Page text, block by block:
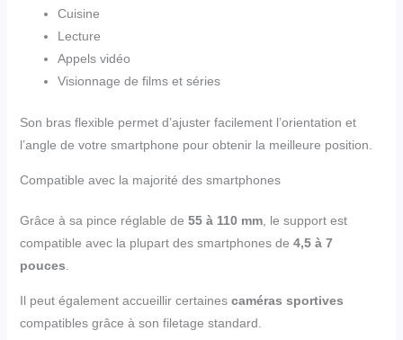
Cuisine
Lecture
Appels vidéo
Visionnage de films et séries
Son bras flexible permet d’ajuster facilement l’orientation et
l’angle de votre smartphone pour obtenir la meilleure position.
Compatible avec la majorité des smartphones
Grâce à sa pince réglable de 55 à 110 mm, le support est
compatible avec la plupart des smartphones de 4,5 à 7
pouces
Il peut également accueillir certaines caméras sportives
compatibles grâce à son filetage standard.